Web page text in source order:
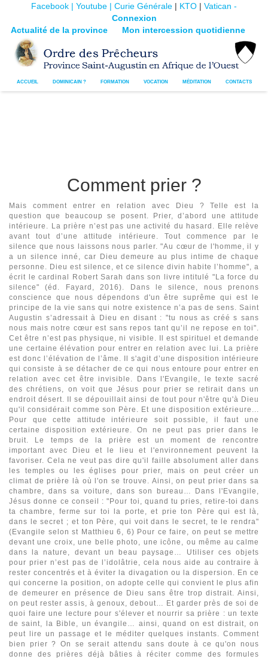
Facebook | Youtube | Curie Générale | KTO | Vatican -
Connexion
Actualité de la province
Mon intercession quotidienne
ACCUEIL DOMINICAIN ? FORMATION VOCATION MÉDITATION CONTACTS
Comment prier ?
Mais comment entrer en relation avec Dieu ? Telle est la
question que beaucoup se posent. Prier, d’abord une attitude
intérieure. La prière n’est pas une activité du hasard. Elle relève
avant tout d’une attitude intérieure. Tout commence par le
silence que nous laissons nous parler. "Au cœur de l'homme, il y
a un silence inné, car Dieu demeure au plus intime de chaque
personne. Dieu est silence, et ce silence divin habite l’homme", a
écrit le cardinal Robert Sarah dans son livre intitulé "La force du
silence" (éd. Fayard, 2016). Dans le silence, nous prenons
conscience que nous dépendons d'un être suprême qui est le
principe de la vie sans qui notre existence n’a pas de sens. Saint
Augustin s’adressait à Dieu en disant : "tu nous as créé s sans
nous mais notre cœur est sans repos tant qu’il ne repose en toi".
Cet être n’est pas physique, ni visible. Il est spirituel et demande
une certaine élévation pour entrer en relation avec lui. La prière
est donc l’élévation de l’âme. Il s'agit d’une disposition intérieure
qui consiste à se détacher de ce qui nous entoure pour entrer en
relation avec cet être invisible. Dans l'Evangile, le texte sacré
des chrétiens, on voit que Jésus pour prier se retirait dans un
endroit désert. Il se dépouillait ainsi de tout pour n'être qu'à Dieu
qu'il considérait comme son Père. Et une disposition extérieure...
Pour que cette attitude intérieure soit possible, il faut une
certaine disposition extérieure. On ne peut pas prier dans le
bruit. Le temps de la prière est un moment de rencontre
important avec Dieu et le lieu et l'environnement peuvent la
favoriser. Cela ne veut pas dire qu'il faille absolument aller dans
les temples ou les églises pour prier, mais on peut créer un
climat de prière là où l'on se trouve. Ainsi, on peut prier dans sa
chambre, dans sa voiture, dans son bureau… Dans l'Evangile,
Jésus donne ce conseil : "Pour toi, quand tu pries, retire-toi dans
ta chambre, ferme sur toi la porte, et prie ton Père qui est là,
dans le secret ; et ton Père, qui voit dans le secret, te le rendra"
(Evangile selon st Matthieu 6, 6) Pour ce faire, on peut se mettre
devant une croix, une belle photo, une icône, ou même au calme
dans la nature, devant un beau paysage… Utiliser ces objets
pour prier n’est pas de l’idolâtrie, cela nous aide au contraire à
rester concentrés et à éviter la divagation ou la dispersion. En ce
qui concerne la position, on adopte celle qui convient le plus afin
de demeurer en présence de Dieu sans être trop distrait. Ainsi,
on peut rester assis, à genoux, debout… Et garder près de soi de
quoi faire une lecture pour s'élever et nourrir sa prière : un texte
de saint, la Bible, un évangile… ainsi, quand on est distrait, on
peut lire un passage et le méditer quelques instants. Comment
bien prier ? On se serait attendu sans doute à ce qu'on nous
donne des prières déjà bâties à réciter comme des formules